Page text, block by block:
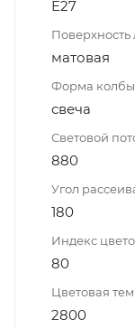
E27
матовая
Форма колбы
свеча
Световой
880
Угол
180
Индекс
80
Цветовая
2800